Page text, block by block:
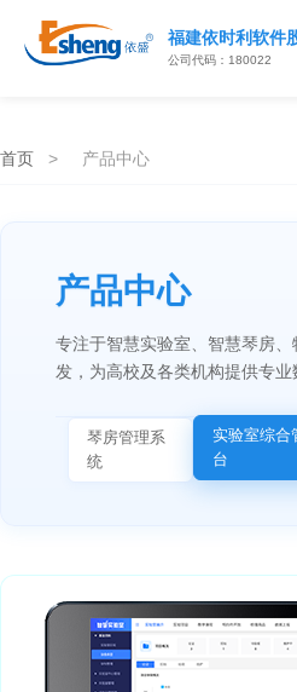
福建依时利软件
公司代码：180022
首页 > 产品中心
产品中心
专注于智慧实验室、智慧琴房
发，为高校及各类机构提供专
琴房管理系
统
实验室综合
台